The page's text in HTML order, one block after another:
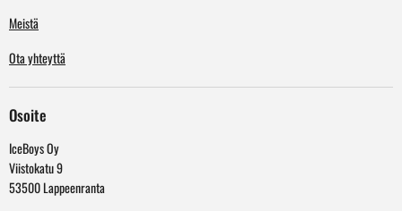
Meistä
Ota yhteyttä
Osoite
IceBoys Oy
Viistokatu 9
53500 Lappeenranta